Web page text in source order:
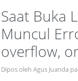
Saat Buka
Muncul
overflow,
Dipos oleh Agus Juanda